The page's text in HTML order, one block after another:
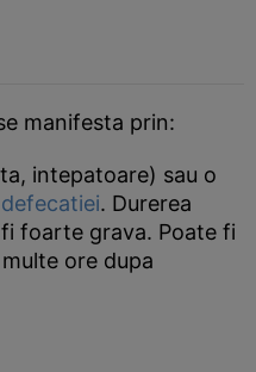
manifesta prin:
intepatoare) sau o
defecatiei. Durerea
foarte grava. Poate fi
ore dupa